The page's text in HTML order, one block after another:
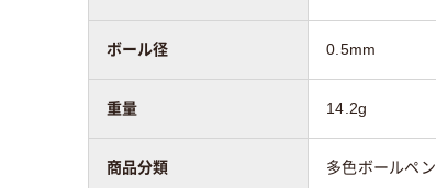
ボール径 0.5mm
重量 14.2g
商品分類 多色ボールペン